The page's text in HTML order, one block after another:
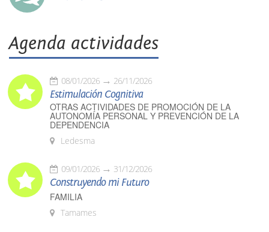
Agenda actividades
08/01/2026 26/11/2026
Estimulación Cognitiva
OTRAS ACTIVIDADES DE PROMOCIÓN DE LA
AUTONOMÍA PERSONAL Y PREVENCIÓN DE LA
DEPENDENCIA
Ledesma
09/01/2026 31/12/2026
Construyendo mi Futuro
FAMILIA
Tamames